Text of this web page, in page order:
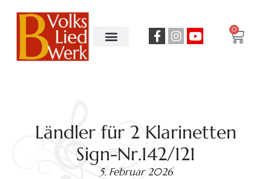
0
Ländler für 2 Klarinetten
Sign-Nr.142/121
5. Februar 2026